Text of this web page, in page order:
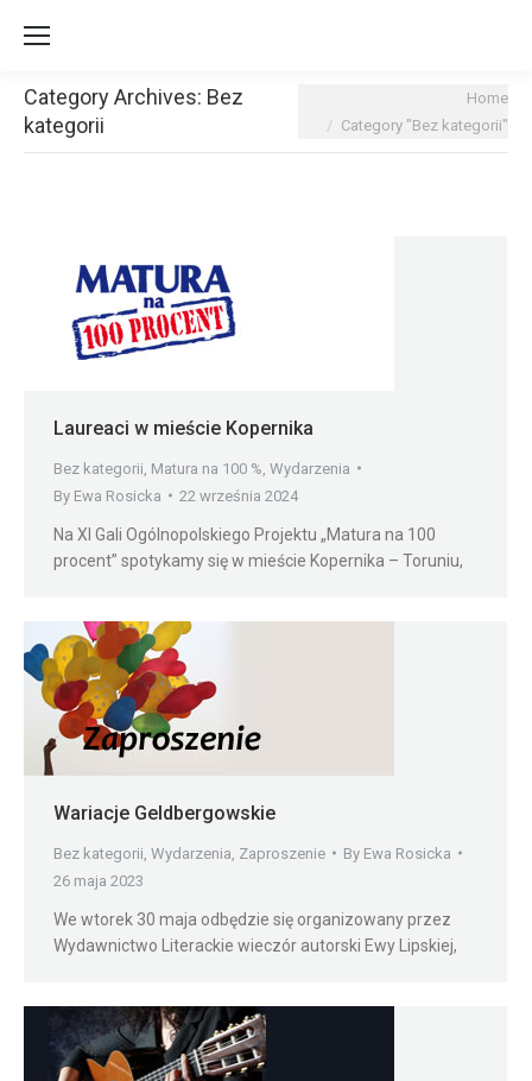
Category Archives: Bez
kategorii
Home
Category "Bez kategorii"
Laureaci w mieście Kopernika
Bez kategorii Matura na 100 % Wydarzenia
By Ewa Rosicka 22 września 2024
Na XI Gali Ogólnopolskiego Projektu „Matura na 100
procent” spotykamy się w mieście Kopernika – Toruniu,
Wariacje Geldbergowskie
Bez kategorii Wydarzenia Zaproszenie By Ewa Rosicka
26 maja 2023
We wtorek 30 maja odbędzie się organizowany przez
Wydawnictwo Literackie wieczór autorski Ewy Lipskiej,